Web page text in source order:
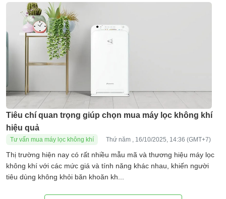
Tiêu chí quan trọng giúp chọn mua máy lọc không khí
hiệu quả
Tư vấn mua máy lọc không khí Thứ năm , 16/10/2025, 14:36 (GMT+7)
Thị trường hiện nay có rất nhiều mẫu mã và thương hiệu máy lọc
không khí với các mức giá và tính năng khác nhau, khiến người
tiêu dùng không khỏi băn khoăn kh...